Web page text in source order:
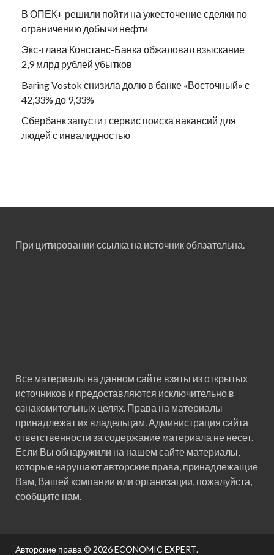
В ОПЕК+ решили пойти на ужесточение сделки по
ограничению добычи нефти
Экс-глава Констанс-Банка обжаловал взыскание
2,9 млрд рублей убытков
Baring Vostok снизила долю в банке «Восточный» с
42,33% до 9,33%
Сбербанк запустит сервис поиска вакансий для
людей с инвалидностью
При цитировании ссылка на источник обязательна.
Все материалы на данном сайте взяты из открытых
источников и предоставляются исключительно в
ознакомительных целях. Права на материалы
принадлежат их владельцам. Администрация сайта
ответственности за содержание материала не несет.
Если Вы обнаружили на нашем сайте материалы,
которые нарушают авторские права, принадлежащие
Вам, Вашей компании или организации, пожалуйста,
сообщите нам.
Авторские права © 2026ECONOMIC EXPERT.